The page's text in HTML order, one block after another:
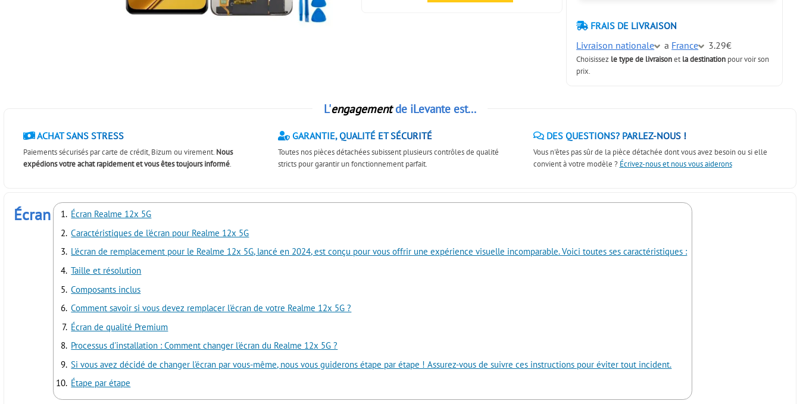
FRAIS DE LIVRAISON
Livraison nationale
a France 3.29€
Choisissez le type de livraisonetla destination pour voir son
prix.
L'engagementde iLevante est...
ACHAT SANS STRESS
Paiements sécurisés par carte de crédit, Bizum ou virement. Nous
expédions votre achat rapidement et vous êtes toujours informé.
GARANTIE, QUALITÉ ET SÉCURITÉ
Toutes nos pièces détachées subissent plusieurs contrôles de qualité
stricts pour garantir un fonctionnement parfait.
DES QUESTIONS? PARLEZ-NOUS !
Vous n'êtes pas sûr de la pièce détachée dont vous avez besoin ou si elle
convient à votre modèle ? Écrivez-nous et nous vous aiderons
Écran Realme 12x 5G
Caractéristiques de l'écran pour Realme 12x 5G
L'écran de remplacement pour le Realme 12x 5G, lancé en 2024, est conçu pour vous offrir une expérience visuelle incomparable. Voici toutes ses caractéristiques :
Taille et résolution
Composants inclus
Comment savoir si vous devez remplacer l'écran de votre Realme 12x 5G ?
Écran de qualité Premium
Processus d'installation : Comment changer l'écran du Realme 12x 5G ?
Si vous avez décidé de changer l'écran par vous-même, nous vous guiderons étape par étape ! Assurez-vous de suivre ces instructions pour éviter tout incident.
Étape par étape
Écran